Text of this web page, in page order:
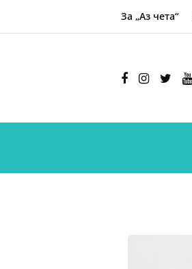
За „Аз чета“